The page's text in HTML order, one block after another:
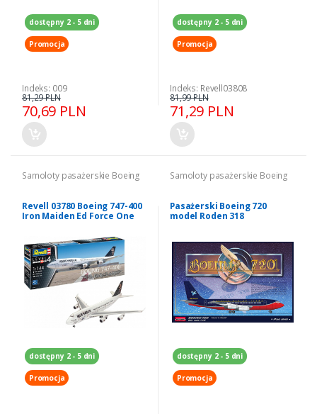
dostępny 2 - 5 dni
Promocja
Indeks: 009
70,69 PLN
81,29 PLN
dostępny 2 - 5 dni
Promocja
Indeks: Revell03808
71,29 PLN
81,99 PLN
Samoloty pasażerskie Boeing
Revell 03780 Boeing 747-400
Iron Maiden Ed Force One
dostępny 2 - 5 dni
Promocja
Samoloty pasażerskie Boeing
Pasażerski Boeing 720
model Roden 318
dostępny 2 - 5 dni
Promocja